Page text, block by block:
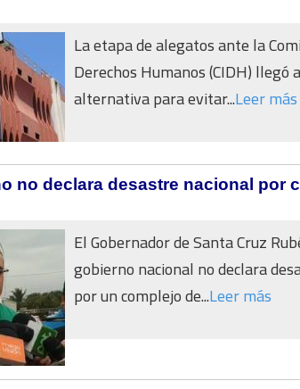
La etapa de alegatos ante la
Derechos Humanos (CIDH)
alternativa para evitar...Leer más
no declara desastre nacional por
El Gobernador de Santa Cruz
gobierno nacional no declara
por un complejo de...Leer más